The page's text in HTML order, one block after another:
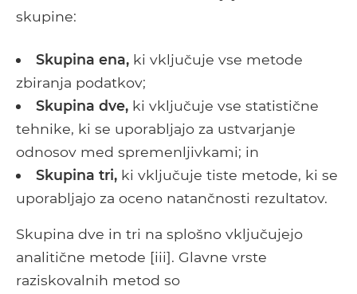
skupine:
Skupina ena,ki vključuje vse metode
zbiranja podatkov;
Skupina dve,ki vključuje vse statistične
tehnike, ki se uporabljajo za ustvarjanje
odnosov med spremenljivkami; in
Skupina tri, ki vključuje tiste metode, ki se
uporabljajo za oceno natančnosti rezultatov.
Skupina dve in tri na splošno vključujejo
analitične metode [iii]. Glavne vrste
raziskovalnih metod so